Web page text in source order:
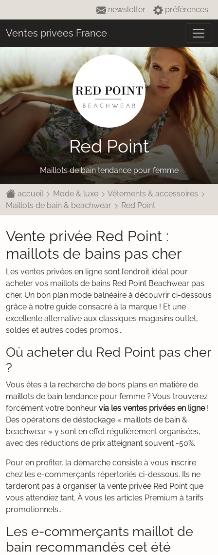
newsletter préférences
Ventes privées France
Red Point
Maillots de bain tendance pour femme
accueil Mode & luxe
Vêtements & accessoires
Maillots de bain & beachwear
Red Point
Vente privée Red Point :
maillots de bains pas cher
Les ventes privées en ligne sont l’endroit idéal pour
acheter vos maillots de bains Red Point Beachwear pas
cher. Un bon plan mode balnéaire à découvrir ci-dessous
grâce à notre guide consacré à la marque ! Et une
excellente alternative aux classiques magasins outlet,
soldes et autres codes promos...
Où acheter du Red Point pas cher
?
Vous êtes à la recherche de bons plans en matière de
maillots de bain tendance pour femme ? Vous trouverez
forcément votre bonheur via les ventes privées en ligne!
Des opérations de déstockage « maillots de bain &
beachwear » y sont en effet régulièrement organisées,
avec des réductions de prix atteignant souvent -50%.
Pour en profiter, la démarche consiste à vous inscrire
chez les e-commerçants répertoriés ci-dessous. Ils ne
tarderont pas à organiser la vente privée Red Point que
vous attendiez tant. À vous les articles Premium à tarifs
promotionnels...
Les e-commerçants maillot de
bain recommandés cet été